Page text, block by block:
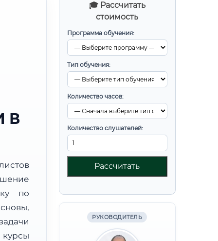
🎓 Рассчитать
стоимость
Программа обучения:
Тип обучения:
Количество часов:
Количество слушателей:
Рассчитать
РУКОВОДИТЕЛЬ
В
по